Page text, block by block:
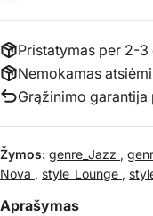
Pristatymas per 2-3
Nemokamas
Grąžinimo garantija
Žymos: genre_Jazz ,
Nova , style_Lounge ,
Aprašymas